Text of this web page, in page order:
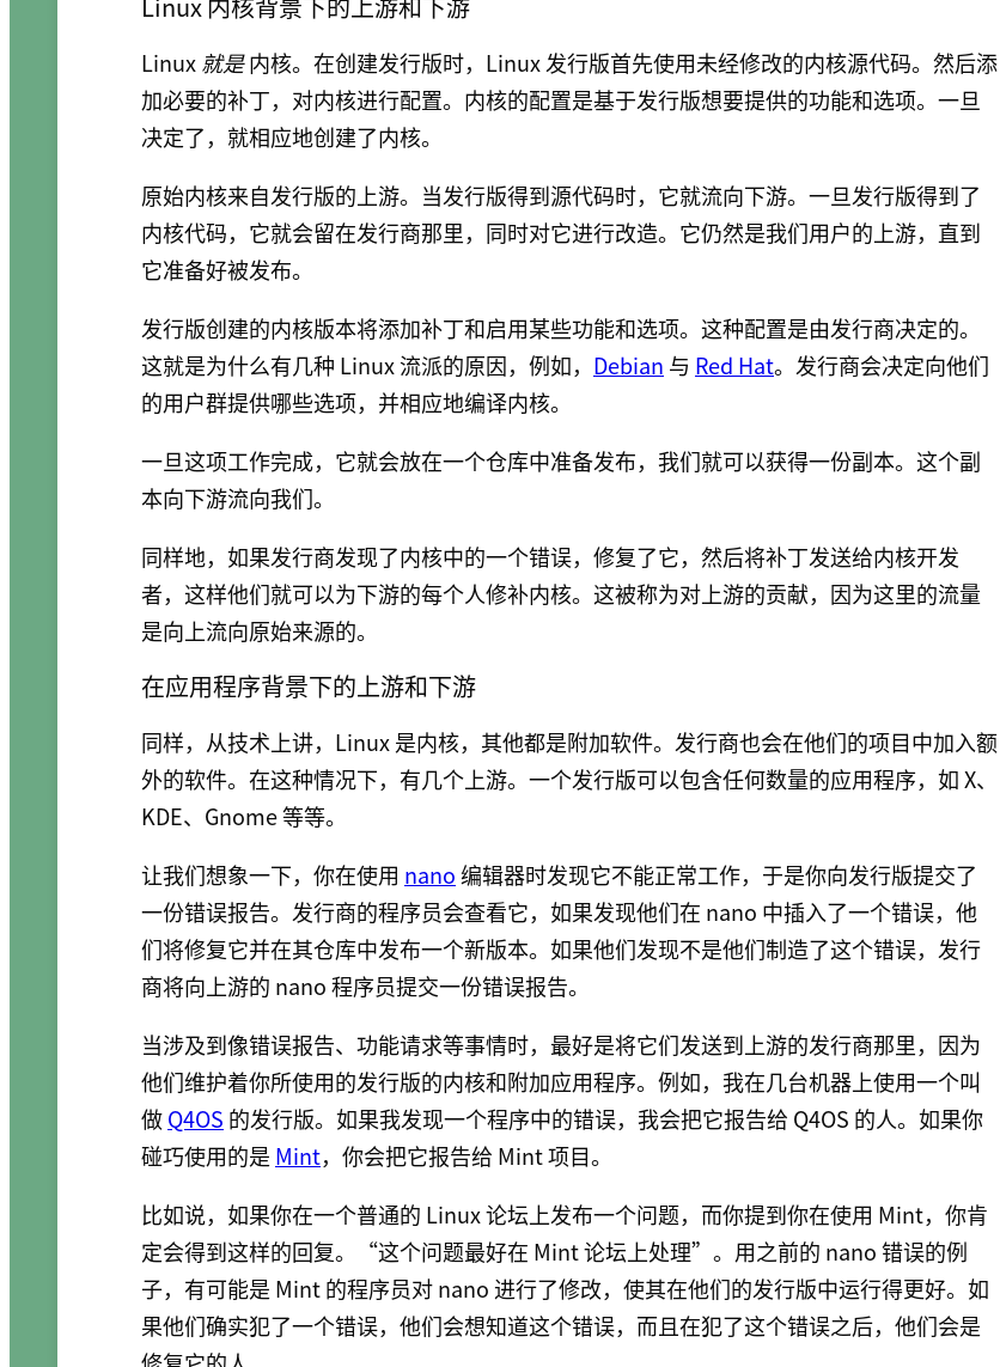
Linux就是内核。在创建发行版时，Linux 发行版首先使用未经修改的内核源代码。然后添
加必要的补丁，对内核进行配置。内核的配置是基于发行版想要提供的功能和选项。一旦
决定了，就相应地创建了内核。
原始内核来自发行版的上游。当发行版得到源代码时，它就流向下游。一旦发行版得到了
内核代码，它就会留在发行商那里，同时对它进行改造。它仍然是我们用户的上游，直到
它准备好被发布。
发行版创建的内核版本将添加补丁和启用某些功能和选项。这种配置是由发行商决定的。
这就是为什么有几种 Linux 流派的原因，例如， Debian 与 Red Hat。发行商会决定向他们
的用户群提供哪些选项，并相应地编译内核。
一旦这项工作完成，它就会放在一个仓库中准备发布，我们就可以获得一份副本。这个副
本向下游流向我们。
同样地，如果发行商发现了内核中的一个错误，修复了它，然后将补丁发送给内核开发
者，这样他们就可以为下游的每个人修补内核。这被称为对上游的贡献，因为这里的流量
是向上流向原始来源的。
在应用程序背景下的上游和下游
同样，从技术上讲，Linux 是内核，其他都是附加软件。发行商也会在他们的项目中加入额
外的软件。在这种情况下，有几个上游。一个发行版可以包含任何数量的应用程序，如 X、
KDE、Gnome 等等。
让我们想象一下，你在使用 nano编辑器时发现它不能正常工作，于是你向发行版提交了
一份错误报告。发行商的程序员会查看它，如果发现他们在 nano 中插入了一个错误，他
们将修复它并在其仓库中发布一个新版本。如果他们发现不是他们制造了这个错误，发行
商将向上游的 nano 程序员提交一份错误报告。
当涉及到像错误报告、功能请求等事情时，最好是将它们发送到上游的发行商那里，因为
他们维护着你所使用的发行版的内核和附加应用程序。例如，我在几台机器上使用一个叫
做Q4OS 的发行版。如果我发现一个程序中的错误，我会把它报告给 Q4OS 的人。如果你
碰巧使用的是 Mint，你会把它报告给 Mint 项目。
比如说，如果你在一个普通的 Linux 论坛上发布一个问题，而你提到你在使用 Mint，你肯
定会得到这样的回复。“这个问题最好在 Mint 论坛上处理”。用之前的 nano 错误的例
子，有可能是 Mint 的程序员对 nano 进行了修改，使其在他们的发行版中运行得更好。如
果他们确实犯了一个错误，他们会想知道这个错误，而且在犯了这个错误之后，他们会是